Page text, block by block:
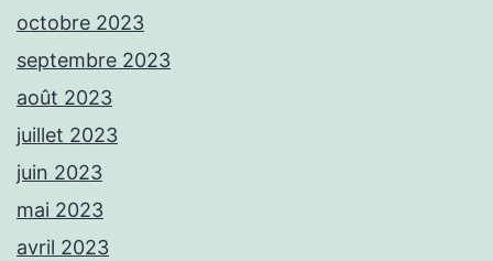
octobre 2023
septembre 2023
août 2023
juillet 2023
juin 2023
mai 2023
avril 2023